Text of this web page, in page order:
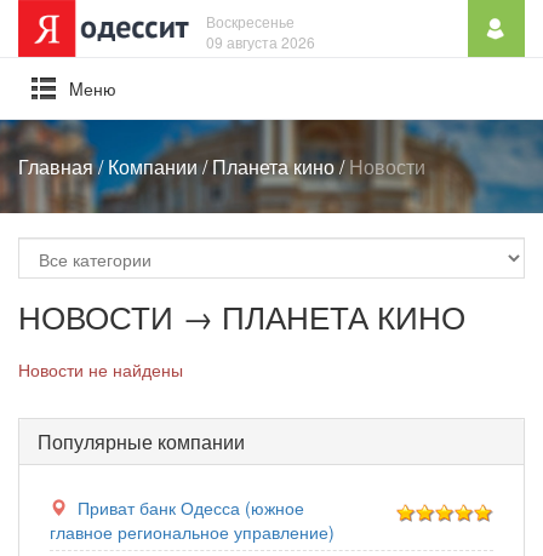
Воскресенье
09 августа 2026
Mеню
Главная/Компании/Планета кино/Новости
НОВОСТИ → ПЛАНЕТА КИНО
Новости не найдены
Популярные компании
Приват банк Одесса (южное
главное региональное управление)